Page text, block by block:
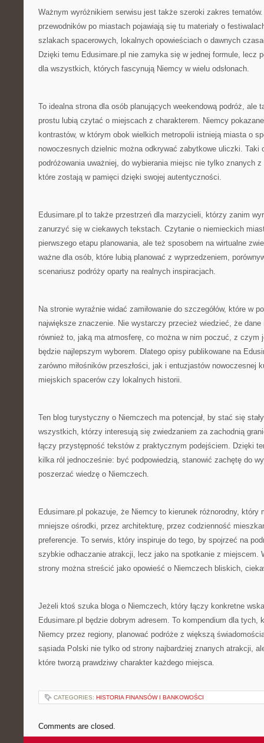
Ważnym wyróżnikiem serwisu jest także szeroki zakres
przewodników po miastach pojawiają się tu materiały o
szlakach spacerowych, lokalnych opowieściach o dawnych
Dzięki temu Edusimare.pl nie zamyka się w jednej formule, lecz
dla wszystkich, których fascynują Niemcy w wielu odsłonach.
To idealna strona dla osób planujących weekendową podróż, ale
prostu lubią czytać o miejscach z charakterem. Niemcy
kontrastów, w którym obok wielkich metropolii istnieją miasta o
nowoczesnych dzielnic można odkrywać zabytkowe uliczki. Taki
podróżowania uważniej, do wybierania miejsc nie tylko znanych
które zostają w pamięci dzięki swojej autentyczności.
Edusimare.pl to także przestrzeń dla marzycieli, którzy zanim
zanurzyć się w ciekawych tekstach. Czytanie o niemieckich
pierwszego etapu planowania, ale też sposobem na wirtualne
ważne dla osób, które lubią planować z wyprzedzeniem,
scenariusz podróży oparty na realnych inspiracjach.
Na stronie wyraźnie widać zamiłowanie do szczegółów, które w
największe znaczenie. Nie wystarczy przecież wiedzieć, że
również to, jaką ma atmosferę, co można w nim poczuć, z czym
będzie najlepszym wyborem. Dlatego opisy publikowane na
zarówno miłośników przeszłości, jak i entuzjastów nowoczesnej
miejskich spacerów czy lokalnych historii.
Ten blog turystyczny o Niemczech ma potencjał, by stać się
wszystkich, którzy interesują się zwiedzaniem za zachodnią
łączy przystępność tekstów z praktycznym podejściem. Dzięki
kilka ról jednocześnie: być podpowiedzią, stanowić zachętę do
poszerzać wiedzę o Niemczech.
Edusimare.pl pokazuje, że Niemcy to kierunek różnorodny, który
mniejsze ośrodki, przez architekturę, przez codzienność
preferencje. To serwis, który inspiruje do tego, by spojrzeć na
szybkie odhaczanie atrakcji, lecz jako na spotkanie z miejscem.
strony można streścić jako opowieść o Niemczech bliskich,
Jeżeli ktoś szuka bloga o Niemczech, który łączy konkretne
Edusimare.pl będzie dobrym adresem. To kompendium dla tych,
Niemcy przez regiony, planować podróże z większą
sąsiada Polski nie tylko od strony najbardziej znanych atrakcji,
które tworzą prawdziwy charakter każdego miejsca.
CATEGORIES: HISTORIA FINANSÓW I BANKOWOŚCI
Comments are closed.